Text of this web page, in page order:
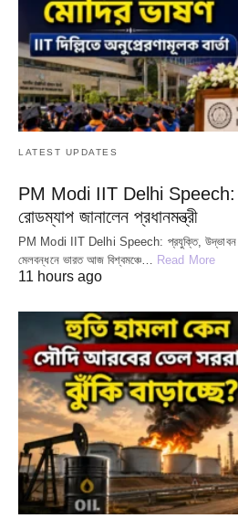
LATEST UPDATES
PM Modi IIT Delhi Speech:
রোডম্যাপ জানালেন প্রধানমন্ত্রী
PM Modi IIT Delhi Speech: প্রযুক্তি, উদ্ভাবন
মেলবন্ধনে ভারত আজ বিশ্বমঞ্চে… Read More
11 hours ago